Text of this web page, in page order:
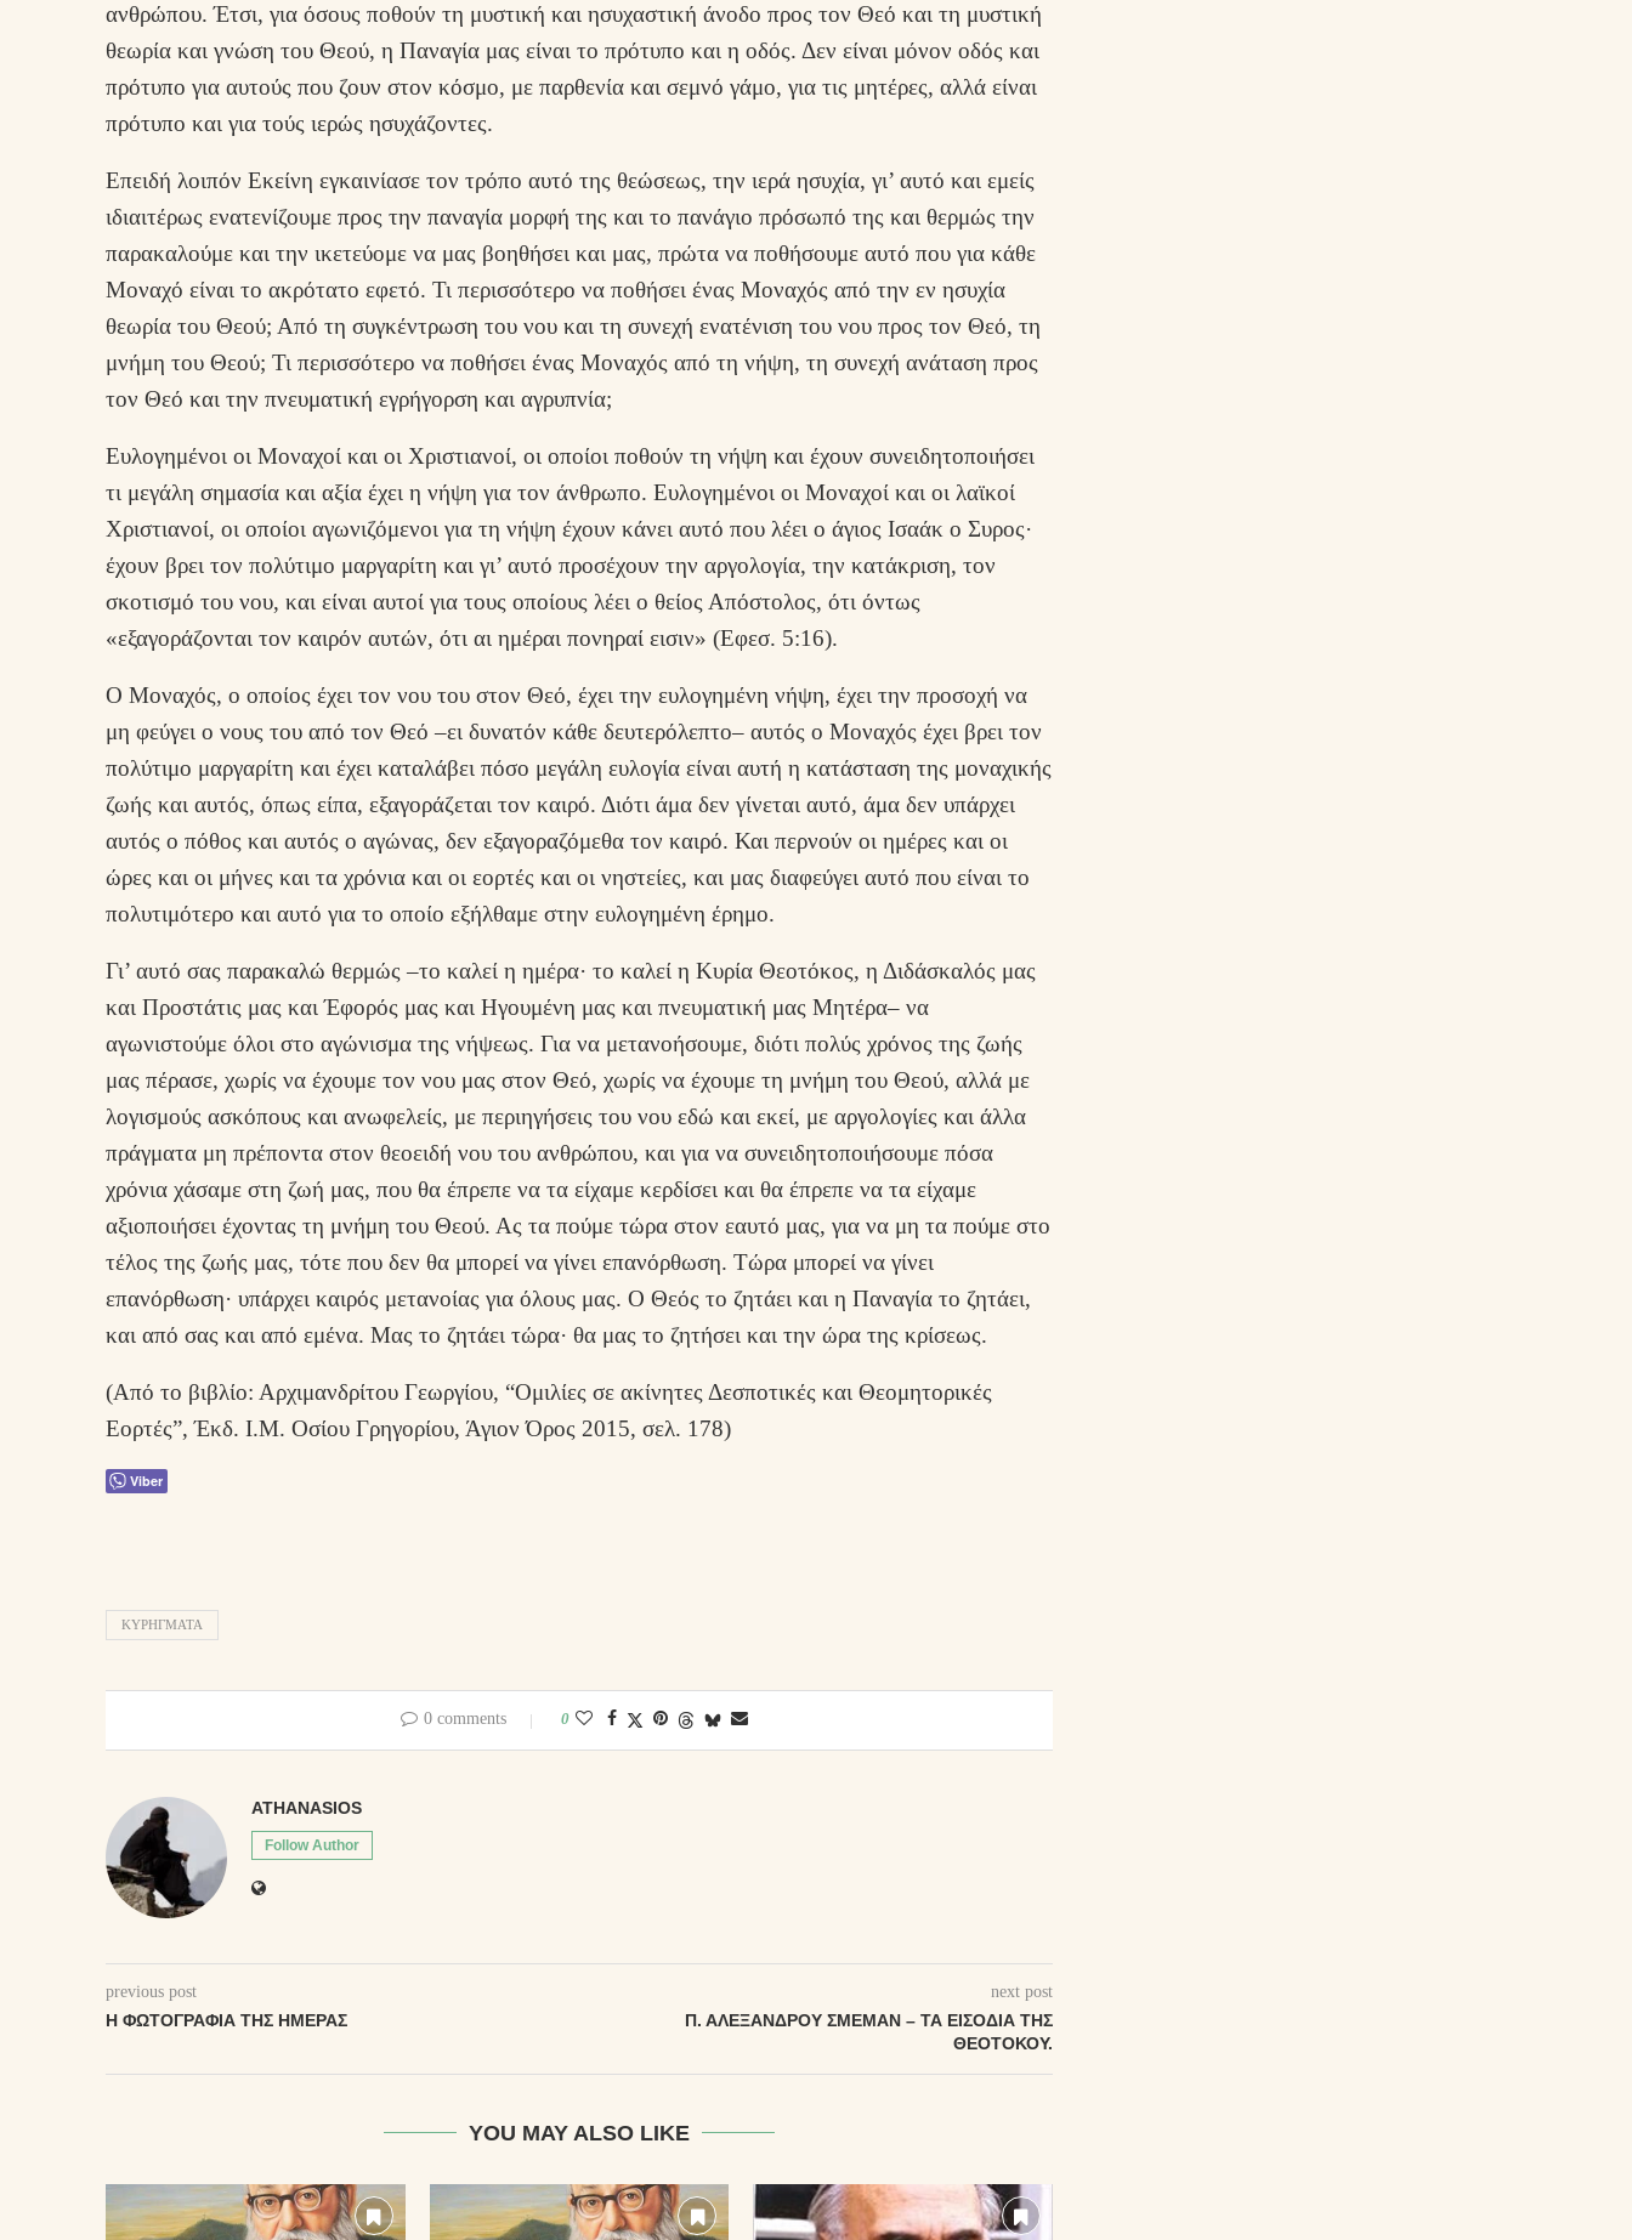
ανθρώπου. Έτσι, για όσους ποθούν τη μυστική και ησυχαστική άνοδο προς τον Θεό και τη μυστική
θεωρία και γνώση του Θεού, η Παναγία μας είναι το πρότυπο και η οδός. Δεν είναι μόνον οδός και
πρότυπο για αυτούς που ζουν στον κόσμο, με παρθενία και σεμνό γάμο, για τις μητέρες, αλλά είναι
πρότυπο και για τούς ιερώς ησυχάζοντες.
Επειδή λοιπόν Εκείνη εγκαινίασε τον τρόπο αυτό της θεώσεως, την ιερά ησυχία, γι’ αυτό και εμείς
ιδιαιτέρως ενατενίζουμε προς την παναγία μορφή της και το πανάγιο πρόσωπό της και θερμώς την
παρακαλούμε και την ικετεύομε να μας βοηθήσει και μας, πρώτα να ποθήσουμε αυτό που για κάθε
Μοναχό είναι το ακρότατο εφετό. Τι περισσότερο να ποθήσει ένας Μοναχός από την εν ησυχία
θεωρία του Θεού; Από τη συγκέντρωση του νου και τη συνεχή ενατένιση του νου προς τον Θεό, τη
μνήμη του Θεού; Τι περισσότερο να ποθήσει ένας Μοναχός από τη νήψη, τη συνεχή ανάταση προς
τον Θεό και την πνευματική εγρήγορση και αγρυπνία;
Ευλογημένοι οι Μοναχοί και οι Χριστιανοί, οι οποίοι ποθούν τη νήψη και έχουν συνειδητοποιήσει
τι μεγάλη σημασία και αξία έχει η νήψη για τον άνθρωπο. Ευλογημένοι οι Μοναχοί και οι λαϊκοί
Χριστιανοί, οι οποίοι αγωνιζόμενοι για τη νήψη έχουν κάνει αυτό που λέει ο άγιος Ισαάκ ο Συρος·
έχουν βρει τον πολύτιμο μαργαρίτη και γι’ αυτό προσέχουν την αργολογία, την κατάκριση, τον
σκοτισμό του νου, και είναι αυτοί για τους οποίους λέει ο θείος Απόστολος, ότι όντως
«εξαγοράζονται τον καιρόν αυτών, ότι αι ημέραι πονηραί εισιν» (Εφεσ. 5:16).
Ο Μοναχός, ο οποίος έχει τον νου του στον Θεό, έχει την ευλογημένη νήψη, έχει την προσοχή να
μη φεύγει ο νους του από τον Θεό –ει δυνατόν κάθε δευτερόλεπτο– αυτός ο Μοναχός έχει βρει τον
πολύτιμο μαργαρίτη και έχει καταλάβει πόσο μεγάλη ευλογία είναι αυτή η κατάσταση της μοναχικής
ζωής και αυτός, όπως είπα, εξαγοράζεται τον καιρό. Διότι άμα δεν γίνεται αυτό, άμα δεν υπάρχει
αυτός ο πόθος και αυτός ο αγώνας, δεν εξαγοραζόμεθα τον καιρό. Και περνούν οι ημέρες και οι
ώρες και οι μήνες και τα χρόνια και οι εορτές και οι νηστείες, και μας διαφεύγει αυτό που είναι το
πολυτιμότερο και αυτό για το οποίο εξήλθαμε στην ευλογημένη έρημο.
Γι’ αυτό σας παρακαλώ θερμώς –το καλεί η ημέρα· το καλεί η Κυρία Θεοτόκος, η Διδάσκαλός μας
και Προστάτις μας και Έφορός μας και Ηγουμένη μας και πνευματική μας Μητέρα– να
αγωνιστούμε όλοι στο αγώνισμα της νήψεως. Για να μετανοήσουμε, διότι πολύς χρόνος της ζωής
μας πέρασε, χωρίς να έχουμε τον νου μας στον Θεό, χωρίς να έχουμε τη μνήμη του Θεού, αλλά με
λογισμούς ασκόπους και ανωφελείς, με περιηγήσεις του νου εδώ και εκεί, με αργολογίες και άλλα
πράγματα μη πρέποντα στον θεοειδή νου του ανθρώπου, και για να συνειδητοποιήσουμε πόσα
χρόνια χάσαμε στη ζωή μας, που θα έπρεπε να τα είχαμε κερδίσει και θα έπρεπε να τα είχαμε
αξιοποιήσει έχοντας τη μνήμη του Θεού. Ας τα πούμε τώρα στον εαυτό μας, για να μη τα πούμε στο
τέλος της ζωής μας, τότε που δεν θα μπορεί να γίνει επανόρθωση. Τώρα μπορεί να γίνει
επανόρθωση· υπάρχει καιρός μετανοίας για όλους μας. Ο Θεός το ζητάει και η Παναγία το ζητάει,
και από σας και από εμένα. Μας το ζητάει τώρα· θα μας το ζητήσει και την ώρα της κρίσεως.
(Από το βιβλίο: Αρχιμανδρίτου Γεωργίου, “Ομιλίες σε ακίνητες Δεσποτικές και Θεομητορικές
Εορτές”, Έκδ. Ι.Μ. Οσίου Γρηγορίου, Άγιον Όρος 2015, σελ. 178)
Viber
ΚΥΡΉΓΜΑΤΑ
0 comments 0
ATHANASIOS
Follow Author
previous post
Η ΦΩΤΟΓΡΑΦΊΑ ΤΗΣ ΗΜΈΡΑΣ
next post
Π. ΑΛΕΞΆΝΔΡΟΥ ΣΜΈΜΑΝ – ΤΑ ΕΙΣΌΔΙΑ ΤΗΣ
ΘΕΟΤΌΚΟΥ.
YOU MAY ALSO LIKE